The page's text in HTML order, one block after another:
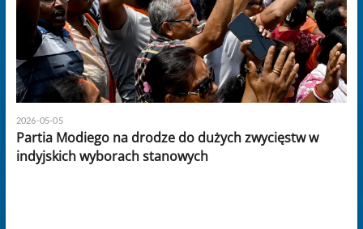
2026-05-05
Partia Modiego na drodze do dużych zwycięstw w
indyjskich wyborach stanowych